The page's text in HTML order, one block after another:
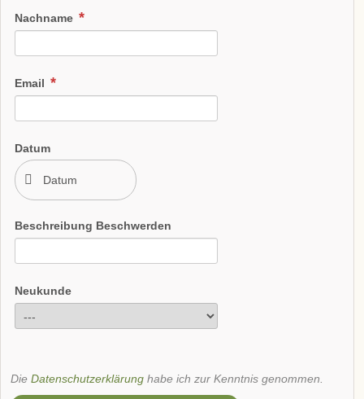
Nachname
Email
Datum
Beschreibung Beschwerden
Neukunde
Die Datenschutzerklärung habe ich zur Kenntnis genommen.